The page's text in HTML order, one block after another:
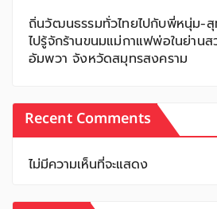
ถิ่นวัฒนธรรมทั่วไทยไปกับพี่หนุ่ม-
ไปรู้จักร้านขนมแม่กาแฟพ่อในย่าน
อัมพวา จังหวัดสมุทรสงคราม
Recent Comments
ไม่มีความเห็นที่จะแสดง